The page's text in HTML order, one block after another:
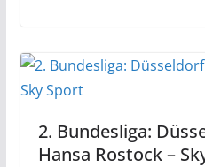
2. Bundesliga:
Hansa Rostock –